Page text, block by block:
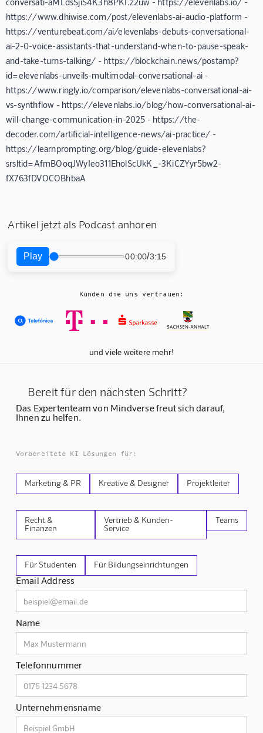
https://www.dhiwise.com/post/elevenlabs-ai-audio-platform -
https://venturebeat.com/ai/elevenlabs-debuts-conversational-
ai-2-0-voice-assistants-that-understand-when-to-pause-speak-
and-take-turns-talking/ - https://blockchain.news/postamp?
id=elevenlabs-unveils-multimodal-conversational-ai -
https://www.ringly.io/comparison/elevenlabs-conversational-ai-
vs-synthflow - https://elevenlabs.io/blog/how-conversational-ai-
will-change-communication-in-2025 - https://the-
decoder.com/artificial-intelligence-news/ai-practice/ -
https://learnprompting.org/blog/guide-elevenlabs?
srsltid=AfmBOoqJWyIeo311EholScUkK_-3KiCZYyr5bw2-
fX763fDVOCOBhbaA
Artikel jetzt als Podcast anhören
Play 00:00/3:15
Kunden die uns vertrauen:
und viele weitere mehr!
Bereit für den nächsten Schritt?
Das Expertenteam von Mindverse freut sich darauf,
Ihnen zu helfen.
Vorbereitete KI Lösungen für:
Marketing & PR Kreative & Designer Projektleiter
Recht &
Finanzen
Vertrieb & Kunden-
Service
Teams
Für Studenten Für Bildungseinrichtungen
Email Address
Name
Telefonnummer
Unternehmensname